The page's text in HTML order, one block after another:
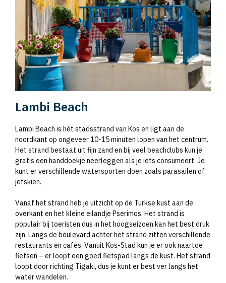
Lambi Beach
Lambi Beach is hét stadsstrand van Kos en ligt aan de
noordkant op ongeveer 10-15 minuten lopen van het centrum.
Het strand bestaat uit fijn zand en bij veel beachclubs kun je
gratis een handdoekje neerleggen als je iets consumeert. Je
kunt er verschillende watersporten doen zoals parasailen of
jetskiën.
Vanaf het strand heb je uitzicht op de Turkse kust aan de
overkant en het kleine eilandje Pserimos. Het strand is
populair bij toeristen dus in het hoogseizoen kan het best druk
zijn. Langs de boulevard achter het strand zitten verschillende
restaurants en cafés. Vanuit Kos-Stad kun je er ook naartoe
fietsen – er loopt een goed fietspad langs de kust. Het strand
loopt door richting Tigaki, dus je kunt er best ver langs het
water wandelen.